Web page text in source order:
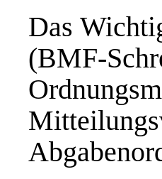
Das
(BMF-